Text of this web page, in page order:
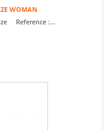
WOMAN
Reference :...